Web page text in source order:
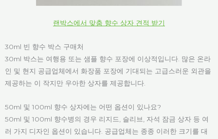
랜박스에서 맞춤 향수 상자 견적 받기
30ml 빈 향수 박스 구매처
30ml 박스는 여행용 또는 샘플 향수 포장에 이상적입니다. 많은 온라
인 및 현지 공급업체에서 화장품 포장에 기대되는 고급스러운 외관을
제공하는 이 작지만 우아한 상자를 제공합니다.
50ml 및 100ml 향수 상자에는 어떤 옵션이 있나요?
50ml 및 100ml 향수병의 경우 리지드, 슬리브, 자석 잠금 상자 등 여
러 가지 디자인 옵션이 있습니다. 공급업체는 종종 이러한 크기를 대